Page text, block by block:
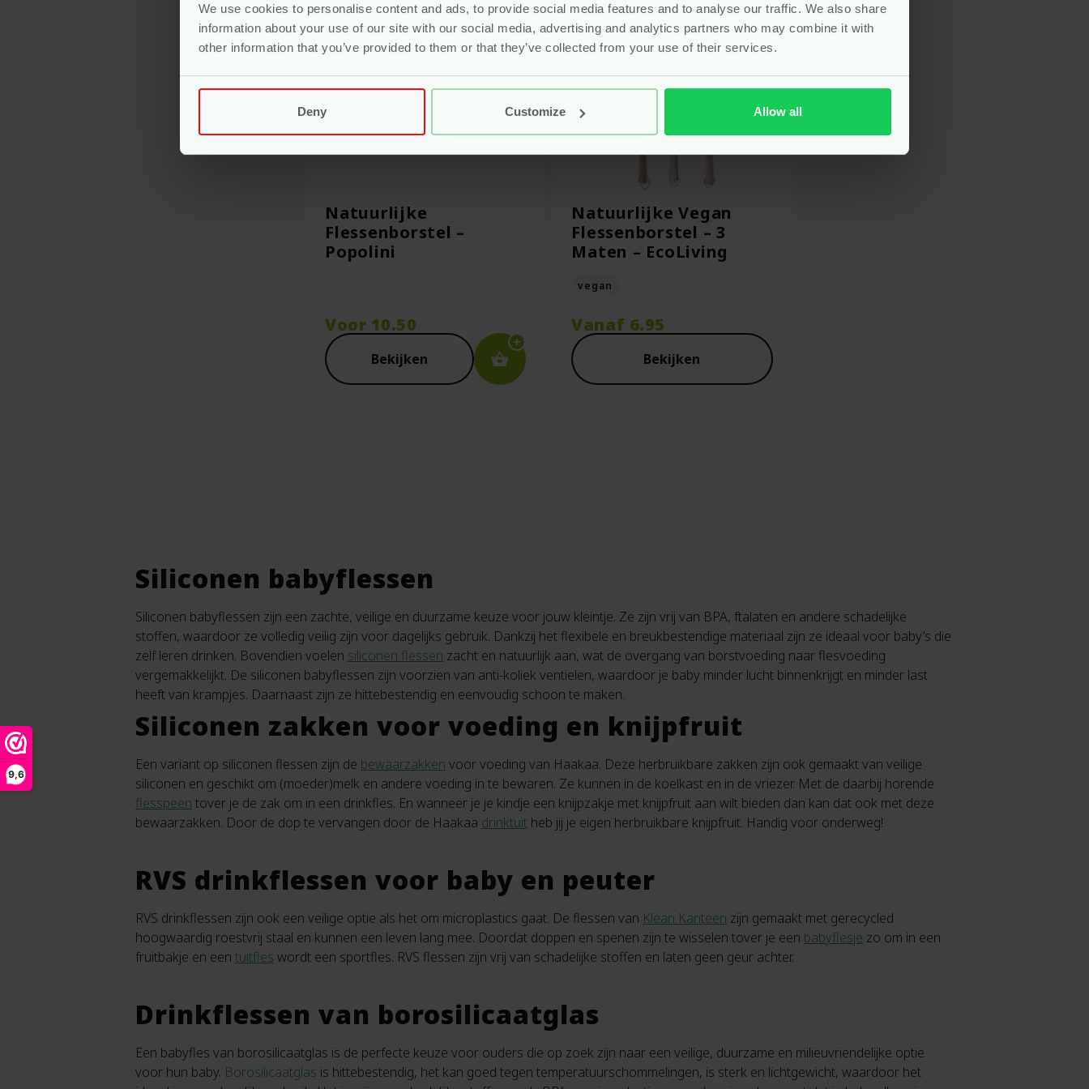
We use cookies to personalise content and ads, to provide social media features and to analyse our traffic. We also share
information about your use of our site with our social media, advertising and analytics partners who may combine it with
other information that you’ve provided to them or that they’ve collected from your use of their services.
Deny Customize Allow all
9,6
Natuurlijke
Flessenborstel –
Popolini
Voor 10.50
Bekijken
Natuurlijke Vegan
Flessenborstel – 3
Maten – EcoLiving
vegan
Vanaf 6.95
Bekijken
Siliconen babyflessen
Siliconen babyflessen zijn een zachte, veilige en duurzame keuze voor jouw kleintje. Ze zijn vrij van BPA, ftalaten en andere schadelijke
stoffen, waardoor ze volledig veilig zijn voor dagelijks gebruik. Dankzij het flexibele en breukbestendige materiaal zijn ze ideaal voor baby’s die
zelf leren drinken. Bovendien voelen siliconen flessen zacht en natuurlijk aan, wat de overgang van borstvoeding naar flesvoeding
vergemakkelijkt. De siliconen babyflessen zijn voorzien van anti-koliek ventielen, waardoor je baby minder lucht binnenkrijgt en minder last
heeft van krampjes. Daarnaast zijn ze hittebestendig en eenvoudig schoon te maken.
Siliconen zakken voor voeding en knijpfruit
Een variant op siliconen flessen zijn de bewaarzakken voor voeding van Haakaa. Deze herbruikbare zakken zijn ook gemaakt van veilige
siliconen en geschikt om (moeder)melk en andere voeding in te bewaren. Ze kunnen in de koelkast en in de vriezer. Met de daarbij horende
flesspeen tover je de zak om in een drinkfles. En wanneer je je kindje een knijpzakje met knijpfruit aan wilt bieden dan kan dat ook met deze
bewaarzakken. Door de dop te vervangen door de Haakaa drinktuit heb jij je eigen herbruikbare knijpfruit. Handig voor onderweg!
RVS drinkflessen voor baby en peuter
RVS drinkflessen zijn ook een veilige optie als het om microplastics gaat. De flessen van Klean Kanteen zijn gemaakt met gerecycled
hoogwaardig roestvrij staal en kunnen een leven lang mee. Doordat doppen en spenen zijn te wisselen tover je een babyflesje zo om in een
fruitbakje en een tuitfles wordt een sportfles. RVS flessen zijn vrij van schadelijke stoffen en laten geen geur achter.
Drinkflessen van borosilicaatglas
Een babyfles van borosilicaatglas is de perfecte keuze voor ouders die op zoek zijn naar een veilige, duurzame en milieuvriendelijke optie
voor hun baby. Borosilicaatglas is hittebestendig, het kan goed tegen temperatuurschommelingen, is sterk en lichtgewicht, waardoor het